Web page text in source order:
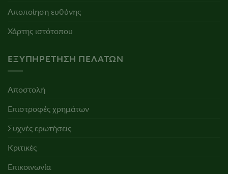
Αποποίηση ευθύνης
Χάρτης ιστότοπου
ΕΞΥΠΗΡΈΤΗΣΗ ΠΕΛΑΤΏΝ
Αποστολή
Επιστροφές χρημάτων
Συχνές ερωτήσεις
Κριτικές
Επικοινωνία